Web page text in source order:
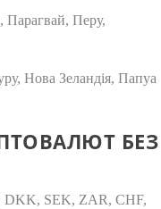
Парагвай, Перу,
Нова Зеландія, Папуа
БЕЗ
DKK, SEK, ZAR, CHF,